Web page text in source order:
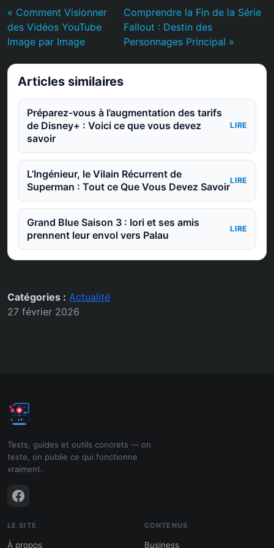
« Comment Visionner
des Vidéos YouTube
Image par Image
Comprendre la Fin de la Série
Fallout : Destin des
Personnages Principal »
Articles similaires
Préparez-vous à l’augmentation des tarifs
de Disney+ : Voici ce que vous devez
savoir
LIRE
L’Ingénieur, le Vilain Récurrent de
Superman : Tout ce Que Vous Devez Savoir
LIRE
Grand Blue Saison 3 : Iori et ses amis
prennent leur envol vers Palau
LIRE
Catégories : Actualité
27 février 2026
Tests, guides et outils concrets — on
teste, on publie ce qui fonctionne
vraiment.
LE SITE
À propos
CONTENUS
Business